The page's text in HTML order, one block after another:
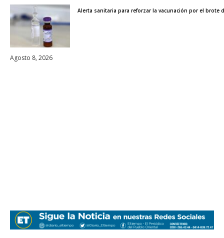
Alerta sanitaria para reforzar la vacunación por el brote
Agosto 8, 2026